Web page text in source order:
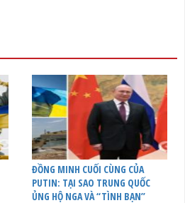
ĐỒNG MINH CUỐI CÙNG CỦA
PUTIN: TẠI SAO TRUNG QUỐC
ỦNG HỘ NGA VÀ “TÌNH BẠN”